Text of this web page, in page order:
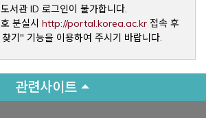
서관 ID 로그인이 불가합니다.
분실시 http://portal.korea.ac.krOpens a
접속 후
기" 기능을 이용하여 주시기 바랍니다.
관련사이트